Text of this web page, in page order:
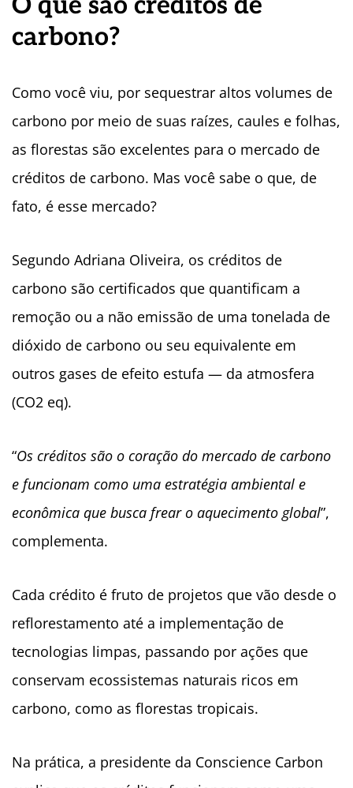
carbono?
Como você viu, por sequestrar altos volumes de
carbono por meio de suas raízes, caules e folhas,
as florestas são excelentes para o mercado de
créditos de carbono. Mas você sabe o que, de
fato, é esse mercado?
Segundo Adriana Oliveira, os créditos de
carbono são certificados que quantificam a
remoção ou a não emissão de uma tonelada de
dióxido de carbono ou seu equivalente em
outros gases de efeito estufa — da atmosfera
(CO2 eq).
“Os créditos são o coração do mercado de carbono
e funcionam como uma estratégia ambiental e
econômica que busca frear o aquecimento global”,
complementa.
Cada crédito é fruto de projetos que vão desde o
reflorestamento até a implementação de
tecnologias limpas, passando por ações que
conservam ecossistemas naturais ricos em
carbono, como as florestas tropicais.
Na prática, a presidente da Conscience Carbon